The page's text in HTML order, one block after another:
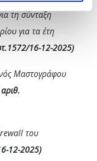
τη σύνταξη
για τα έτη
16-12-2025)
Μαστογράφου
του
12-2025)